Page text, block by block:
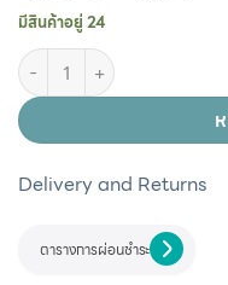
มีสินค้าอยู่ 24
Delivery and Returns
ตารางการผ่อนชำระ